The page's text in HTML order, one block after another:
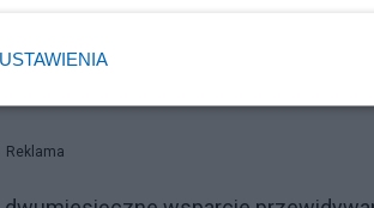
pobytu i do pracy, "aby – dodał -
po konflikcie na Ukrainie wrócą do
Reklama
USTAWIENIA